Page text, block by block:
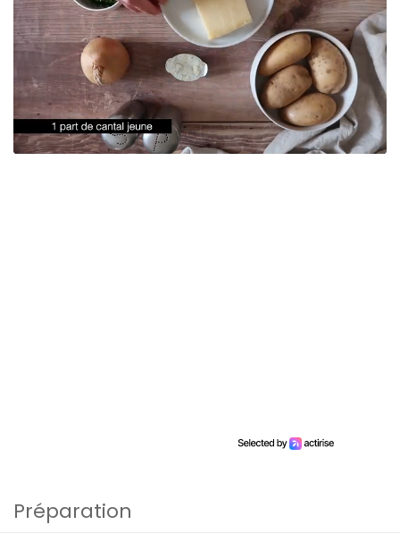
Préparation